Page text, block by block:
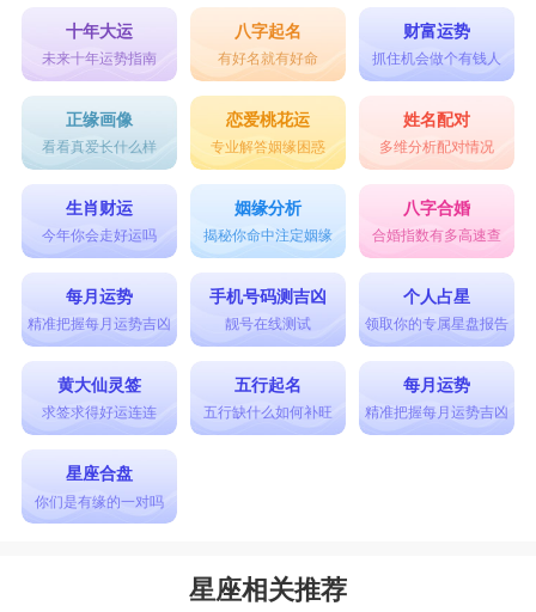
十年大运
未来十年运势指南
八字起名
有好名就有好命
财富运势
抓住机会做个有钱人
正缘画像
看看真爱长什么样
恋爱桃花运
专业解答姻缘困惑
姓名配对
多维分析配对情况
生肖财运
今年你会走好运吗
姻缘分析
揭秘你命中注定姻缘
八字合婚
合婚指数有多高速查
每月运势
精准把握每月运势吉凶
手机号码测吉凶
靓号在线测试
个人占星
领取你的专属星盘报告
黄大仙灵签
求签求得好运连连
五行起名
五行缺什么如何补旺
每月运势
精准把握每月运势吉凶
星座合盘
你们是有缘的一对吗
星座相关推荐